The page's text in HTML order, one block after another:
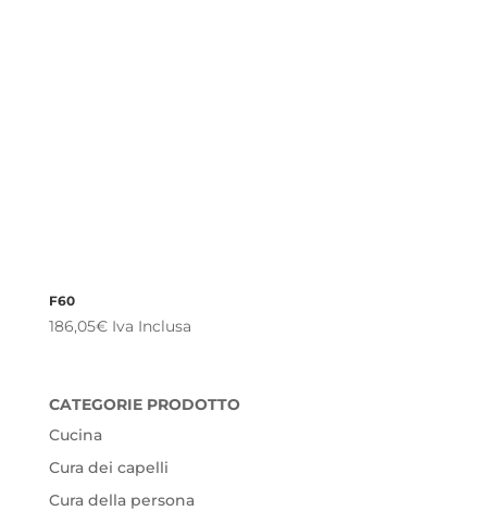
F60
186,05€ Iva Inclusa
CATEGORIE PRODOTTO
Cucina
Cura dei capelli
Cura della persona